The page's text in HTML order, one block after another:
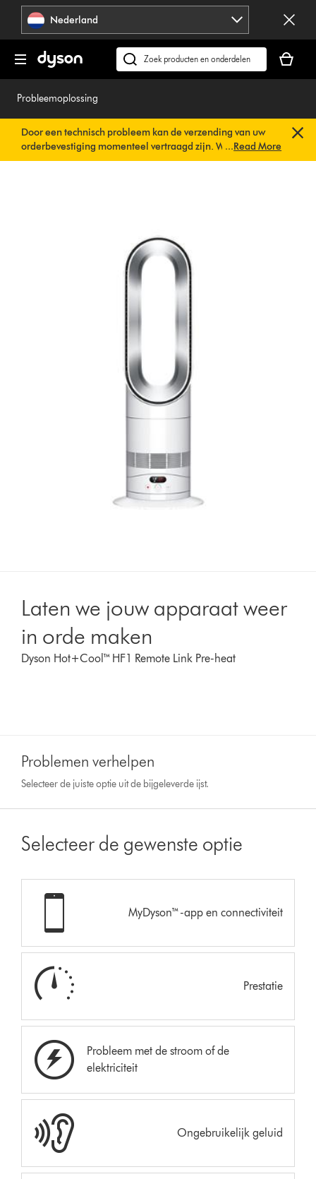
Navigatie
overslaan
Nederland
Zoek
op
is
Probleemoplossing
Door een technisch probleem kan de verzending van uw
orderbevestiging momenteel vertraagd zijn. We werken al
aan een snelle oplossing.U hoeft verder niets te doen. Uw
...Read More
Laten we jouw apparaat weer
in orde maken
Dyson Hot+Cool™ HF1 Remote Link Pre-heat
Problemen verhelpen
Selecteer de juiste optie uit de bijgeleverde ijst.
Selecteer de gewenste optie
MyDyson™-app en connectiviteit
Prestatie
Probleem met de stroom of de
elektriciteit
Ongebruikelijk geluid